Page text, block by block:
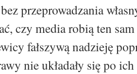
przeprowadzania
czy media robią ten
fałszywą nadzieję
nie układały się po